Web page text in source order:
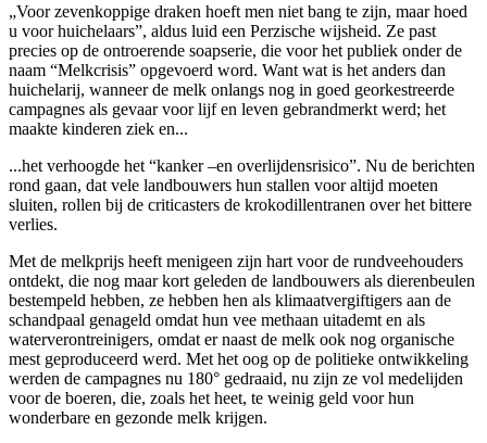
„Voor zevenkoppige draken hoeft men niet bang te zijn, maar hoed
u voor huichelaars”, aldus luid een Perzische wijsheid. Ze past
precies op de ontroerende soapserie, die voor het publiek onder de
naam “Melkcrisis” opgevoerd word. Want wat is het anders dan
huichelarij, wanneer de melk onlangs nog in goed georkestreerde
campagnes als gevaar voor lijf en leven gebrandmerkt werd; het
maakte kinderen ziek en...
...het verhoogde het “kanker –en overlijdensrisico”. Nu de berichten
rond gaan, dat vele landbouwers hun stallen voor altijd moeten
sluiten, rollen bij de criticasters de krokodillentranen over het bittere
verlies.
Met de melkprijs heeft menigeen zijn hart voor de rundveehouders
ontdekt, die nog maar kort geleden de landbouwers als dierenbeulen
bestempeld hebben, ze hebben hen als klimaatvergiftigers aan de
schandpaal genageld omdat hun vee methaan uitademt en als
waterverontreinigers, omdat er naast de melk ook nog organische
mest geproduceerd werd. Met het oog op de politieke ontwikkeling
werden de campagnes nu 180° gedraaid, nu zijn ze vol medelijden
voor de boeren, die, zoals het heet, te weinig geld voor hun
wonderbare en gezonde melk krijgen.